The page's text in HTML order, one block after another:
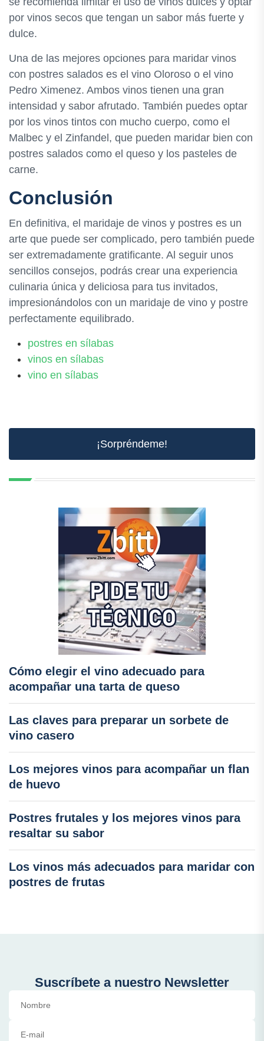
por vinos secos que tengan un sabor más fuerte y
dulce.
Una de las mejores opciones para maridar vinos
con postres salados es el vino Oloroso o el vino
Pedro Ximenez. Ambos vinos tienen una gran
intensidad y sabor afrutado. También puedes optar
por los vinos tintos con mucho cuerpo, como el
Malbec y el Zinfandel, que pueden maridar bien con
postres salados como el queso y los pasteles de
carne.
Conclusión
En definitiva, el maridaje de vinos y postres es un
arte que puede ser complicado, pero también puede
ser extremadamente gratificante. Al seguir unos
sencillos consejos, podrás crear una experiencia
culinaria única y deliciosa para tus invitados,
impresionándolos con un maridaje de vino y postre
perfectamente equilibrado.
postres en sílabas
vinos en sílabas
vino en sílabas
¡Sorpréndeme!
Cómo elegir el vino adecuado para
acompañar una tarta de queso
Las claves para preparar un sorbete de
vino casero
Los mejores vinos para acompañar un flan
de huevo
Postres frutales y los mejores vinos para
resaltar su sabor
Los vinos más adecuados para maridar con
postres de frutas
Suscríbete a nuestro Newsletter